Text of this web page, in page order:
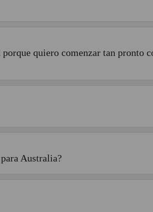
quiero comenzar tan pronto
Australia?